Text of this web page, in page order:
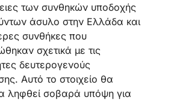
των συνθηκών υποδοχής
άσυλο στην Ελλάδα και
συνθήκες που
σχετικά με τις
δευτερογενούς
Αυτό το στοιχείο θα
ληφθεί σοβαρά υπόψη για